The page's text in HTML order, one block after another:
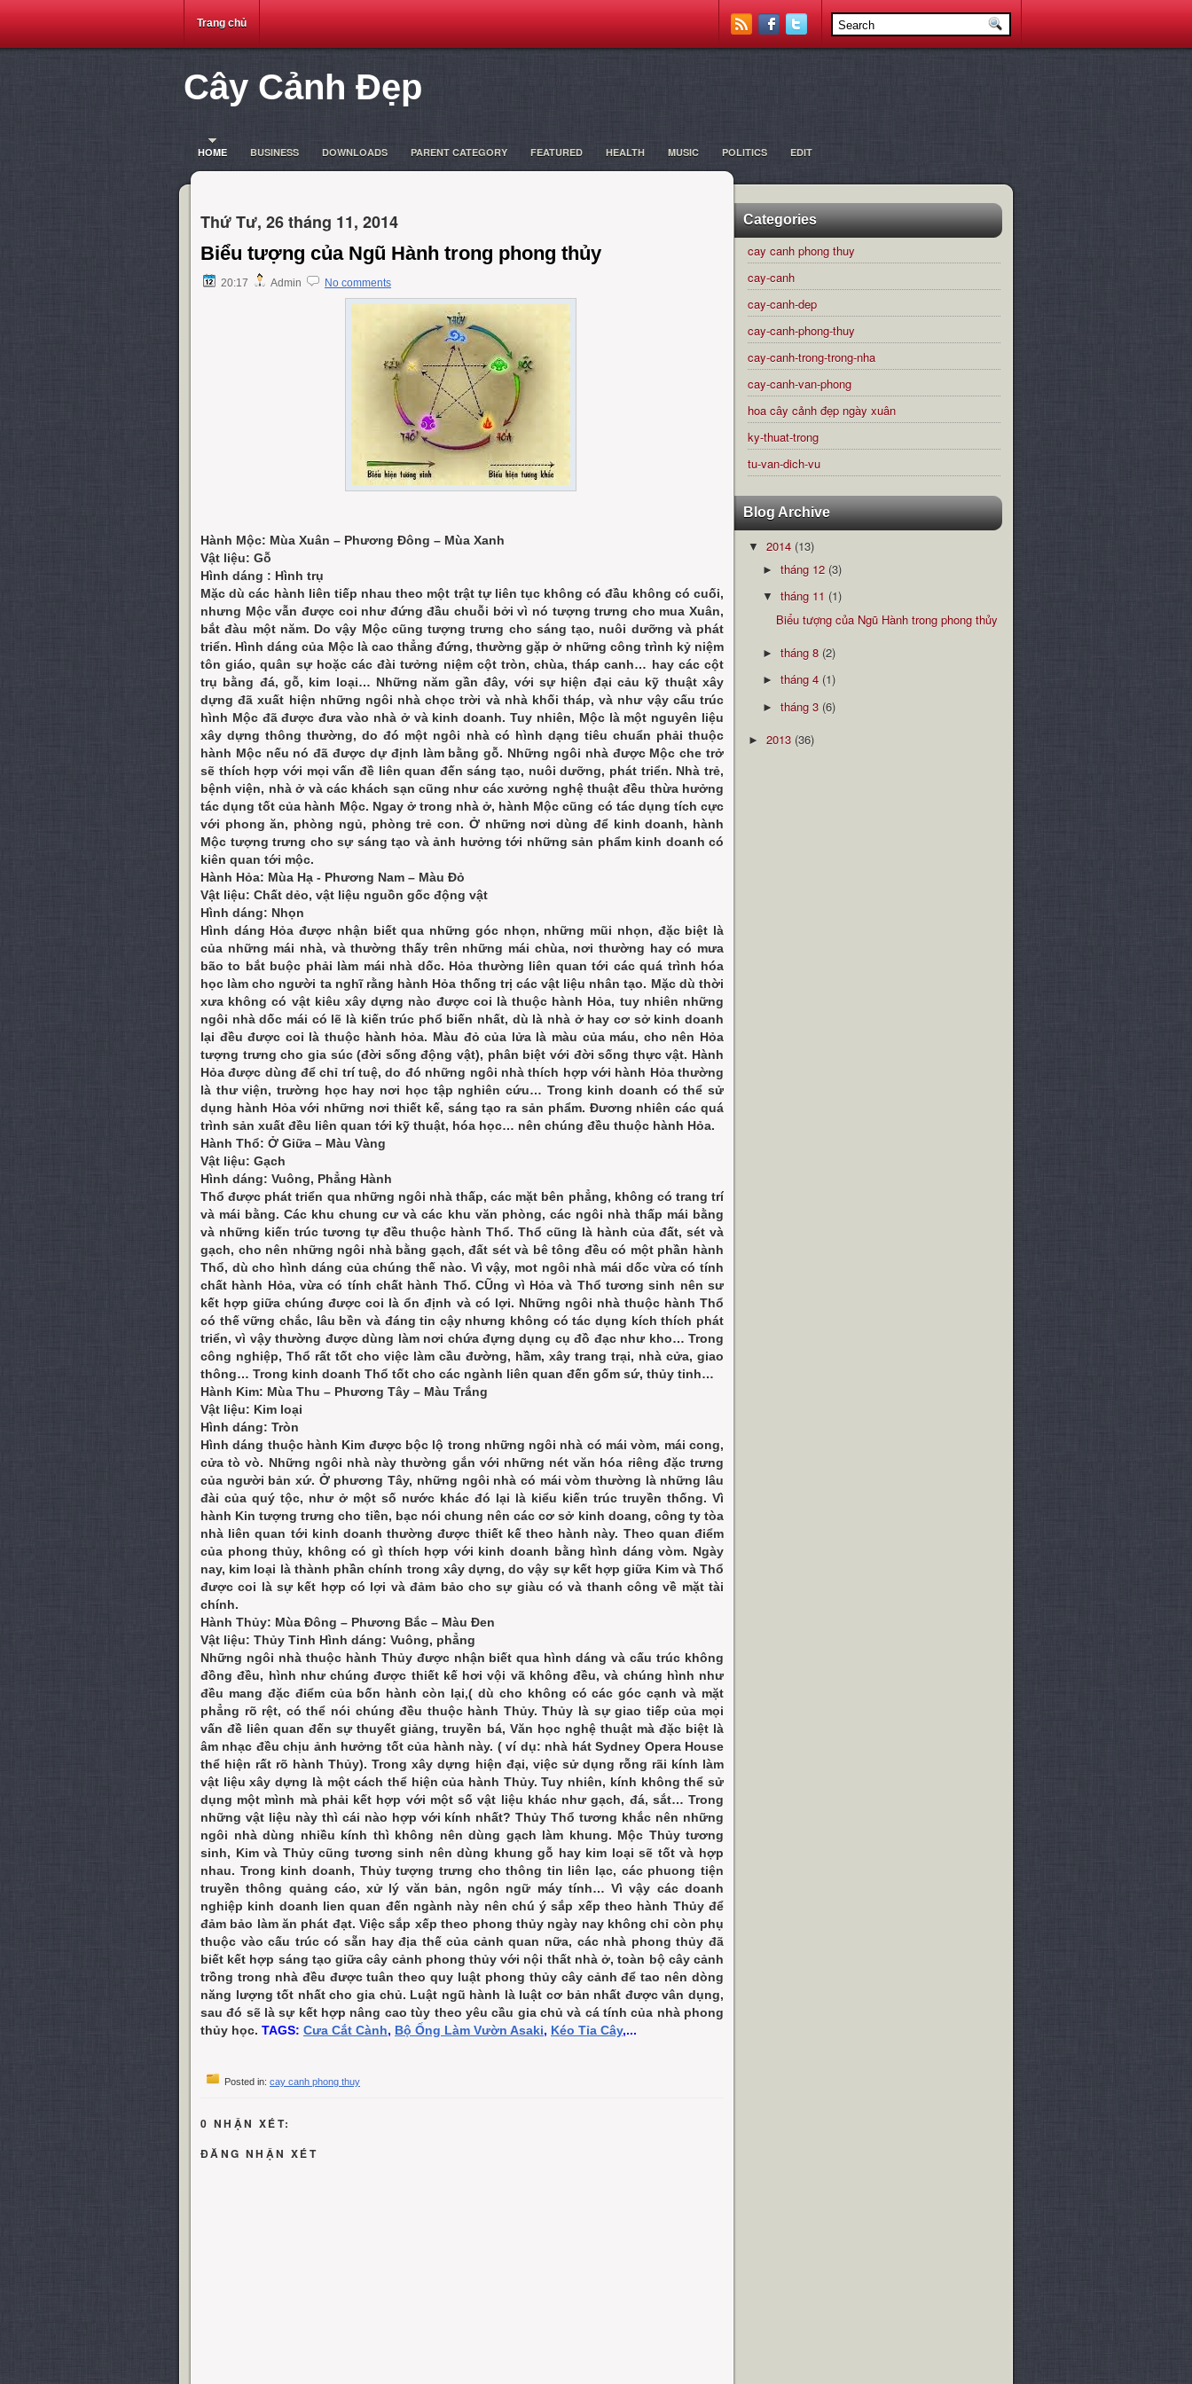
Trang chủ
Cây Cảnh Đẹp
HOME BUSINESS DOWNLOADS PARENT CATEGORY FEATURED HEALTH MUSIC POLITICS EDIT
Thứ Tư, 26 tháng 11, 2014
Biểu tượng của Ngũ Hành trong phong thủy
20:17 Admin No comments
Hành Mộc: Mùa Xuân – Phương Đông – Mùa Xanh
Vật liệu: Gỗ
Hình dáng : Hình trụ
Mặc dù các hành liên tiếp nhau theo một trật tự liên tục không có đầu không có cuối,
nhưng Mộc vẫn được coi như đứng đầu chuỗi bởi vì nó tượng trưng cho mua Xuân,
bắt đàu một năm. Do vậy Mộc cũng tượng trưng cho sáng tạo, nuôi dưỡng và phát
triển. Hình dáng của Mộc là cao thẳng đứng, thường gặp ở những công trình kỷ niệm
tôn giáo, quân sự hoặc các đài tưởng niệm cột tròn, chùa, tháp canh… hay các cột
trụ bằng đá, gỗ, kim loại… Những năm gần đây, với sự hiện đại cảu kỹ thuật xây
dựng đã xuất hiện những ngôi nhà chọc trời và nhà khối tháp, và như vậy cấu trúc
hình Mộc đã được đưa vào nhà ở và kinh doanh. Tuy nhiên, Mộc là một nguyên liệu
xây dựng thông thường, do đó một ngôi nhà có hình dạng tiêu chuẩn phải thuộc
hành Mộc nếu nó đã được dự định làm bằng gỗ. Những ngôi nhà được Mộc che trở
sẽ thích hợp với mọi vấn đề liên quan đến sáng tạo, nuôi dưỡng, phát triển. Nhà trẻ,
bệnh viện, nhà ở và các khách sạn cũng như các xưởng nghệ thuật đều thừa hưởng
tác dụng tốt của hành Mộc. Ngay ở trong nhà ở, hành Mộc cũng có tác dụng tích cực
với phong ăn, phòng ngủ, phòng trẻ con. Ở những nơi dùng để kinh doanh, hành
Mộc tượng trưng cho sự sáng tạo và ảnh hưởng tới những sản phẩm kinh doanh có
kiên quan tới mộc.
Hành Hỏa: Mùa Hạ - Phương Nam – Màu Đỏ
Vật liệu: Chất dẻo, vật liệu nguồn gốc động vật
Hình dáng: Nhọn
Hình dáng Hỏa được nhận biết qua những góc nhọn, những mũi nhọn, đặc biệt là
của những mái nhà, và thường thấy trên những mái chùa, nơi thường hay có mưa
bão to bắt buộc phải làm mái nhà dốc. Hỏa thường liên quan tới các quá trình hóa
học làm cho người ta nghĩ rằng hành Hỏa thống trị các vật liệu nhân tạo. Mặc dù thời
xưa không có vật kiêu xây dựng nào được coi là thuộc hành Hỏa, tuy nhiên những
ngôi nhà dốc mái có lẽ là kiến trúc phổ biến nhất, dù là nhà ở hay cơ sở kinh doanh
lại đều được coi là thuộc hành hỏa. Màu đỏ của lửa là màu của máu, cho nên Hỏa
tượng trưng cho gia súc (đời sống động vật), phân biệt với đời sống thực vật. Hành
Hỏa được dùng để chỉ trí tuệ, do đó những ngôi nhà thích hợp với hành Hỏa thường
là thư viện, trường học hay nơi học tập nghiên cứu… Trong kinh doanh có thể sử
dụng hành Hỏa với những nơi thiết kế, sáng tạo ra sản phẩm. Đương nhiên các quá
trình sản xuất đều liên quan tới kỹ thuật, hóa học… nên chúng đều thuộc hành Hỏa.
Hành Thổ: Ở Giữa – Màu Vàng
Vật liệu: Gạch
Hình dáng: Vuông, Phẳng Hành
Thổ được phát triển qua những ngôi nhà thấp, các mặt bên phẳng, không có trang trí
và mái bằng. Các khu chung cư và các khu văn phòng, các ngôi nhà thấp mái bằng
và những kiến trúc tương tự đều thuộc hành Thổ. Thổ cũng là hành của đất, sét và
gạch, cho nên những ngôi nhà bằng gạch, đất sét và bê tông đều có một phần hành
Thổ, dù cho hình dáng của chúng thế nào. Vì vậy, mot ngôi nhà mái dốc vừa có tính
chất hành Hỏa, vừa có tính chất hành Thổ. CŨng vì Hỏa và Thổ tương sinh nên sư
kết hợp giữa chúng được coi là ổn định và có lợi. Những ngôi nhà thuộc hành Thổ
có thế vững chắc, lâu bền và đáng tin cậy nhưng không có tác dụng kích thích phát
triển, vì vậy thường được dùng làm nơi chứa đựng dụng cụ đồ đạc như kho… Trong
công nghiệp, Thổ rất tốt cho việc làm cầu đường, hầm, xây trang trại, nhà cửa, giao
thông… Trong kinh doanh Thổ tốt cho các ngành liên quan đến gốm sứ, thủy tinh…
Hành Kim: Mùa Thu – Phương Tây – Màu Trắng
Vật liệu: Kim loại
Hình dáng: Tròn
Hình dáng thuộc hành Kim được bộc lộ trong những ngôi nhà có mái vòm, mái cong,
cửa tò vò. Những ngôi nhà này thường gắn với những nét văn hóa riêng đặc trưng
của người bản xứ. Ở phương Tây, những ngôi nhà có mái vòm thường là những lâu
đài của quý tộc, như ở một số nước khác đó lại là kiểu kiến trúc truyền thống. Vì
hành Kin tượng trưng cho tiền, bạc nói chung nên các cơ sở kinh doang, công ty tòa
nhà liên quan tới kinh doanh thường được thiết kế theo hành này. Theo quan điểm
của phong thủy, không có gì thích hợp với kinh doanh bằng hình dáng vòm. Ngày
nay, kim loại là thành phần chính trong xây dựng, do vậy sự kết hợp giữa Kim và Thổ
được coi là sự kết hợp có lợi và đảm bảo cho sự giàu có và thanh công về mặt tài
chính.
Hành Thủy: Mùa Đông – Phương Bắc – Màu Đen
Vật liệu: Thủy Tinh Hình dáng: Vuông, phẳng
Những ngôi nhà thuộc hành Thủy được nhận biết qua hình dáng và cấu trúc không
đồng đều, hình như chúng được thiết kế hơi vội vã không đều, và chúng hình như
đều mang đặc điểm của bốn hành còn lại,( dù cho không có các góc cạnh và mặt
phẳng rõ rệt, có thể nói chúng đều thuộc hành Thủy. Thủy là sự giao tiếp của mọi
vấn đề liên quan đến sự thuyết giảng, truyền bá, Văn học nghệ thuật mà đặc biệt là
âm nhạc đều chịu ảnh hưởng tốt của hành này. ( ví dụ: nhà hát Sydney Opera House
thể hiện rất rõ hành Thủy). Trong xây dựng hiện đại, việc sử dụng rỗng rãi kính làm
vật liệu xây dựng là một cách thể hiện của hành Thủy. Tuy nhiên, kính không thể sử
dụng một mình mà phải kết hợp với một số vật liệu khác như gạch, đá, sắt… Trong
những vật liệu này thì cái nào hợp với kính nhất? Thủy Thổ tương khắc nên những
ngôi nhà dùng nhiều kính thì không nên dùng gạch làm khung. Mộc Thủy tương
sinh, Kim và Thủy cũng tương sinh nên dùng khung gỗ hay kim loại sẽ tốt và hợp
nhau. Trong kinh doanh, Thủy tượng trưng cho thông tin liên lạc, các phuong tiện
truyền thông quảng cáo, xử lý văn bản, ngôn ngữ máy tính… Vì vậy các doanh
nghiệp kinh doanh lien quan đến ngành này nên chú ý sắp xếp theo hành Thủy để
đảm bảo làm ăn phát đạt. Việc sắp xếp theo phong thủy ngày nay không chỉ còn phụ
thuộc vào cấu trúc có sẵn hay địa thế của cảnh quan nữa, các nhà phong thủy đã
biết kết hợp sáng tạo giữa cây cảnh phong thủy với nội thất nhà ở, toàn bộ cây cảnh
trồng trong nhà đều được tuân theo quy luật phong thủy cây cảnh để tao nên dòng
năng lượng tốt nhất cho gia chủ. Luật ngũ hành là luật cơ bản nhất được vân dụng,
sau đó sẽ là sự kết hợp nâng cao tùy theo yêu cầu gia chủ và cá tính của nhà phong
thủy học. TAGS: Cưa Cắt Cành, Bộ Ống Làm Vườn Asaki, Kéo Tỉa Cây,...
Posted in: cay canh phong thuy
0 NHẬN XÉT:
ĐĂNG NHẬN XÉT
Categories
cay canh phong thuy
cay-canh
cay-canh-dep
cay-canh-phong-thuy
cay-canh-trong-trong-nha
cay-canh-van-phong
hoa cây cảnh đẹp ngày xuân
ky-thuat-trong
tu-van-dich-vu
Blog Archive
▼ 2014 (13)
► tháng 12 (3)
▼ tháng 11 (1)
Biểu tượng của Ngũ Hành trong phong thủy
► tháng 8 (2)
► tháng 4 (1)
► tháng 3 (6)
► 2013 (36)